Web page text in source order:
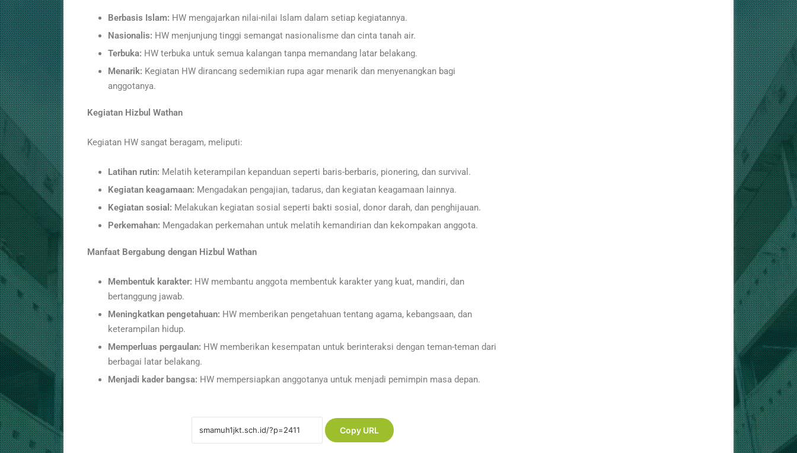
Berbasis Islam: HW mengajarkan nilai-nilai Islam dalam setiap kegiatannya.
Nasionalis: HW menjunjung tinggi semangat nasionalisme dan cinta tanah air.
Terbuka: HW terbuka untuk semua kalangan tanpa memandang latar belakang.
Menarik: Kegiatan HW dirancang sedemikian rupa agar menarik dan menyenangkan bagi
anggotanya.
Kegiatan Hizbul Wathan
Kegiatan HW sangat beragam, meliputi:
Latihan rutin: Melatih keterampilan kepanduan seperti baris-berbaris, pionering, dan survival.
Kegiatan keagamaan: Mengadakan pengajian, tadarus, dan kegiatan keagamaan lainnya.
Kegiatan sosial: Melakukan kegiatan sosial seperti bakti sosial, donor darah, dan penghijauan.
Perkemahan: Mengadakan perkemahan untuk melatih kemandirian dan kekompakan anggota.
Manfaat Bergabung dengan Hizbul Wathan
Membentuk karakter: HW membantu anggota membentuk karakter yang kuat, mandiri, dan
bertanggung jawab.
Meningkatkan pengetahuan: HW memberikan pengetahuan tentang agama, kebangsaan, dan
keterampilan hidup.
Memperluas pergaulan: HW memberikan kesempatan untuk berinteraksi dengan teman-teman dari
berbagai latar belakang.
Menjadi kader bangsa: HW mempersiapkan anggotanya untuk menjadi pemimpin masa depan.
Copy URL